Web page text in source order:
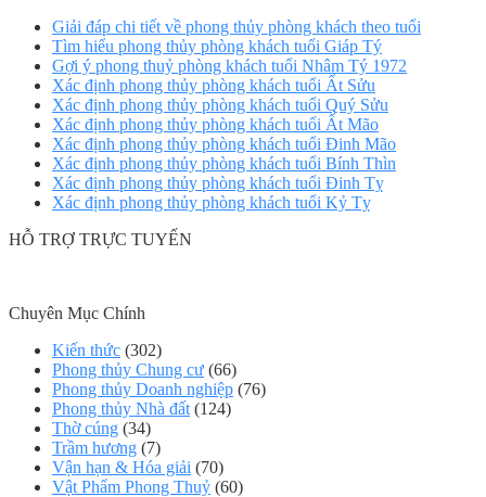
Giải đáp chi tiết về phong thủy phòng khách theo tuổi
Tìm hiểu phong thủy phòng khách tuổi Giáp Tý
Gợi ý phong thuỷ phòng khách tuổi Nhâm Tý 1972
Xác định phong thủy phòng khách tuổi Ất Sửu
Xác định phong thủy phòng khách tuổi Quý Sửu
Xác định phong thủy phòng khách tuổi Ất Mão
Xác định phong thủy phòng khách tuổi Đinh Mão
Xác định phong thủy phòng khách tuổi Bính Thìn
Xác định phong thủy phòng khách tuổi Đinh Tỵ
Xác định phong thủy phòng khách tuổi Kỷ Tỵ
HỖ TRỢ TRỰC TUYẾN
Chuyên Mục Chính
Kiến thức (302)
Phong thủy Chung cư (66)
Phong thủy Doanh nghiệp (76)
Phong thủy Nhà đất (124)
Thờ cúng (34)
Trầm hương (7)
Vận hạn & Hóa giải (70)
Vật Phẩm Phong Thuỷ (60)